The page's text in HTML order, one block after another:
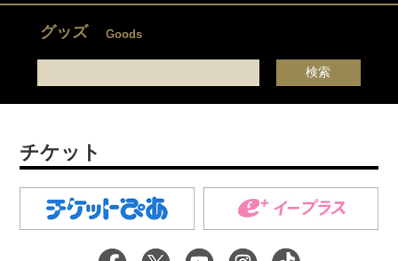
グッズ Goods
チケット